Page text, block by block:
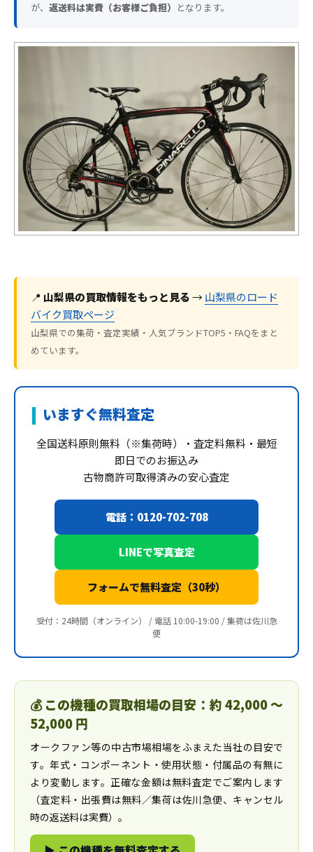
が、 返送料は実費（お客様ご負担） となります。
📍 山梨県の買取情報をもっと見る→山梨県のロード
バイク買取ページ
山梨県での集荷・査定実績・人気ブランドTOP5・FAQをまと
めています。
いますぐ無料査定
全国送料原則無料（※集荷時）・査定料無料・最短
即日でのお振込み
古物商許可取得済みの安心査定
電話：0120-702-708
LINEで写真査定
フォームで無料査定（30秒）
受付：24時間（オンライン） / 電話 10:00-19:00 / 集荷は佐川急
便
💰 この機種の買取相場の目安：約 42,000 〜
52,000 円
オークファン等の中古市場相場をふまえた当社の目安で
す。年式・コンポーネント・使用状態・付属品の有無に
より変動します。正確な金額は無料査定でご案内します
（査定料・出張費は無料／集荷は佐川急便、キャンセル
時の返送料は実費）。